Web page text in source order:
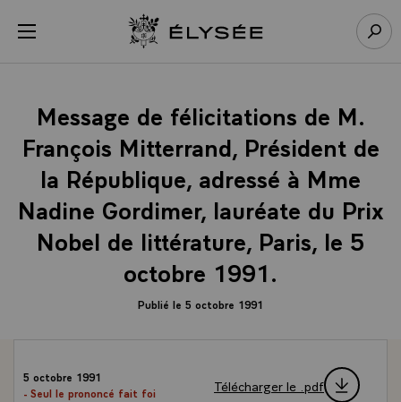
menu Retour à l’accueil Élysée
Message de félicitations de M.
François Mitterrand, Président de
la République, adressé à Mme
Nadine Gordimer, lauréate du Prix
Nobel de littérature, Paris, le 5
octobre 1991.
Publié le 5 octobre 1991
5 octobre 1991
- Seul le prononcé fait foi
Télécharger le .pdf
Panneau de gestion des cookies